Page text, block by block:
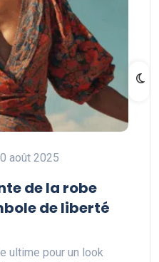
août 2025
de la robe
de liberté
ultime pour un look